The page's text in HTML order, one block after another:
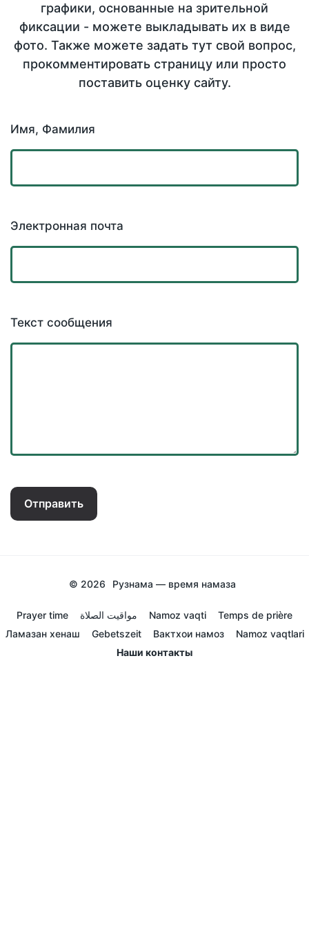
графики, основанные на зрительной
фиксации - можете выкладывать их в виде
фото. Также можете задать тут свой вопрос,
прокомментировать страницу или просто
поставить оценку сайту.
Имя, Фамилия
Электронная почта
Текст сообщения
Отправить
© 2026 Рузнама — время намаза
Prayer time مواقيت الصلاة Namoz vaqti
Temps de prière
Ламазан хенаш
Gebetszeit Вактхои намоз
Namoz vaqtlari
Наши контакты